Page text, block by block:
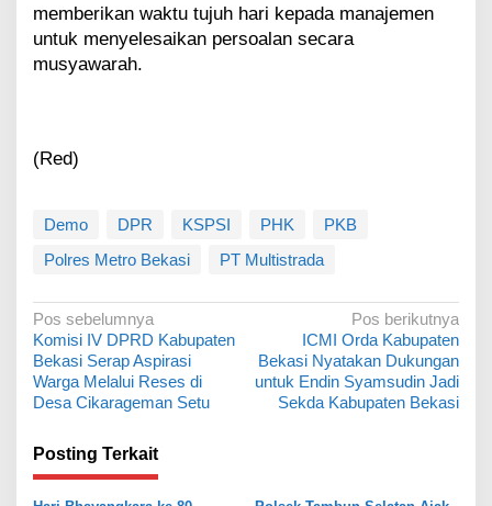
memberikan waktu tujuh hari kepada manajemen
untuk menyelesaikan persoalan secara
musyawarah.
(Red)
Demo DPR KSPSI PHK
PKB
Polres Metro Bekasi
PT Multistrada
N
a
v
i
g
a
Pos sebelumnya
Komisi IV DPRD Kabupaten
Bekasi Serap Aspirasi
Warga Melalui Reses di
Desa Cikarageman Setu
Pos berikutnya
ICMI Orda Kabupaten
Bekasi Nyatakan Dukungan
untuk Endin Syamsudin Jadi
Sekda Kabupaten Bekasi
Posting Terkait